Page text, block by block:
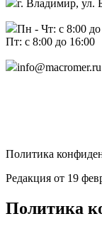
г. Владимир, ул.
Пн - Чт: с 8:00 до
Пт: с 8:00 до 16:00
info@macromer.ru
Политика
Редакция от 19
Политика